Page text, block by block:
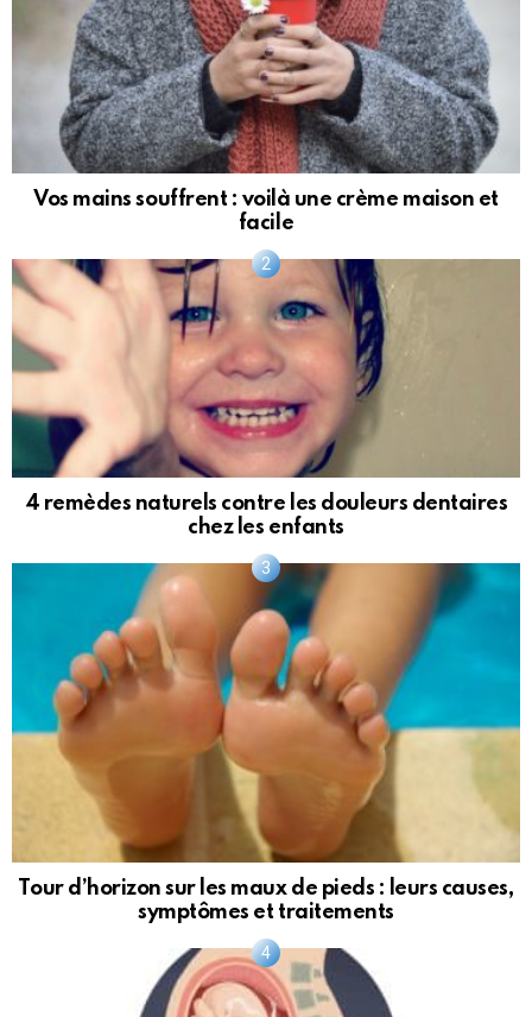
Vos mains souffrent : voilà une crème maison et
facile
4 remèdes naturels contre les douleurs dentaires
chez les enfants
Tour d’horizon sur les maux de pieds : leurs causes,
symptômes et traitements